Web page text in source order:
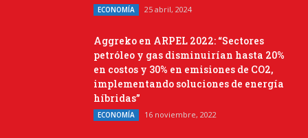
ECONOMÍA 25 abril, 2024
Aggreko en ARPEL 2022: “Sectores
petróleo y gas disminuirían hasta 20%
en costos y 30% en emisiones de CO2,
implementando soluciones de energía
híbridas”
ECONOMÍA 16 noviembre, 2022